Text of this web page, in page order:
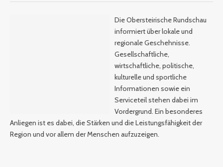
Die Obersteirische Rundschau
informiert über lokale und
regionale Geschehnisse.
Gesellschaftliche,
wirtschaftliche, politische,
kulturelle und sportliche
Informationen sowie ein
Serviceteil stehen dabei im
Vordergrund. Ein besonderes
Anliegen ist es dabei, die Stärken und die Leistungsfähigkeit der
Region und vor allem der Menschen aufzuzeigen.